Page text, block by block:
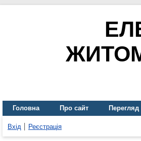
Головна Про сайт Перегляд
Вхід Реєстрація